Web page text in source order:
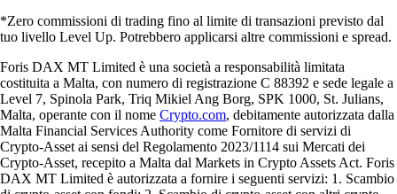
*Zero commissioni di trading fino al limite di transazioni previsto dal
tuo livello Level Up. Potrebbero applicarsi altre commissioni e spread.
Foris DAX MT Limited è una società a responsabilità limitata
costituita a Malta, con numero di registrazione C 88392 e sede legale a
Level 7, Spinola Park, Triq Mikiel Ang Borg, SPK 1000, St. Julians,
Malta, operante con il nome Crypto.com, debitamente autorizzata dalla
Malta Financial Services Authority come Fornitore di servizi di
Crypto-Asset ai sensi del Regolamento 2023/1114 sui Mercati dei
Crypto-Asset, recepito a Malta dal Markets in Crypto Assets Act. Foris
DAX MT Limited è autorizzata a fornire i seguenti servizi: 1. Scambio